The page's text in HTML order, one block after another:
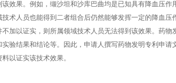
效果。例如，缬沙坦和沙库巴曲均是已知具有降血压
术人员也能得到二者组合后仍然能够发挥一定的降血
加以证实，则所属领域技术人员无法得到该效果。药
验结果和结论等。因此，申请人撰写药物发明专利申
以证实该技术效果。